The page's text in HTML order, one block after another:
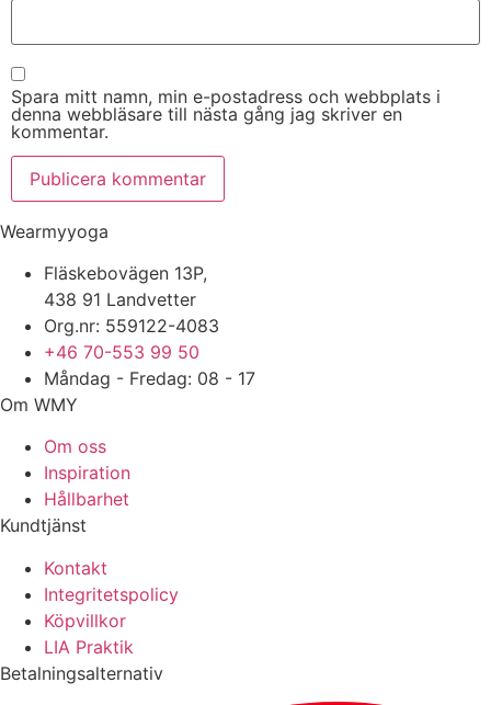
Spara mitt namn, min e-postadress och webbplats i
denna webbläsare till nästa gång jag skriver en
kommentar.
Wearmyyoga
Fläskebovägen 13P,
438 91 Landvetter
Org.nr: 559122-4083
+46 70-553 99 50
Måndag - Fredag: 08 - 17
Om WMY
Om oss
Inspiration
Hållbarhet
Kundtjänst
Kontakt
Integritetspolicy
Köpvillkor
LIA Praktik
Betalningsalternativ